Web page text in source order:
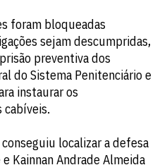
foram bloqueadas
sejam descumpridas,
preventiva dos
do Sistema Penitenciário e
instaurar os
conseguiu localizar a defesa
Kainnan Andrade Almeida